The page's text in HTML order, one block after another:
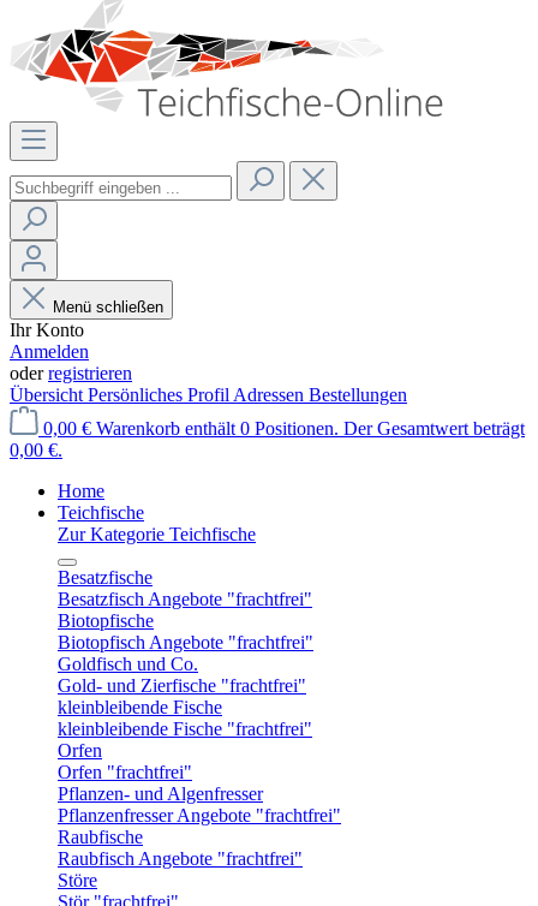
Menü schließen
Ihr Konto
Anmelden
oderregistrieren
Übersicht Persönliches Profil Adressen Bestellungen
0,00 € Warenkorb enthält 0 Positionen. Der Gesamtwert beträgt
0,00 €.
Home
Teichfische
Zur Kategorie Teichfische
Besatzfische
Besatzfisch Angebote "frachtfrei"
Biotopfische
Biotopfisch Angebote "frachtfrei"
Goldfisch und Co.
Gold- und Zierfische "frachtfrei"
kleinbleibende Fische
kleinbleibende Fische "frachtfrei"
Orfen
Orfen "frachtfrei"
Pflanzen- und Algenfresser
Pflanzenfresser Angebote "frachtfrei"
Raubfische
Raubfisch Angebote "frachtfrei"
Störe
Stör "frachtfrei"